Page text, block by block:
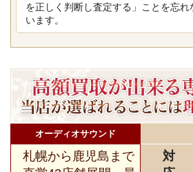
を正しく判断し査定する」ことを忘
います。
オーディオサウンド
札幌から鹿児島まで
対